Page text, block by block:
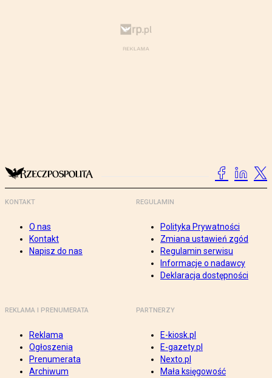
KONTAKT
O nas
Kontakt
Napisz do nas
REGULAMIN
Polityka Prywatności
Zmiana ustawień zgód
Regulamin serwisu
Informacje o nadawcy
Deklaracja dostępności
REKLAMA I PRENUMERATA
Reklama
Ogłoszenia
Prenumerata
Archiwum
PARTNERZY
E-kiosk.pl
E-gazety.pl
Nexto.pl
Mała księgowość